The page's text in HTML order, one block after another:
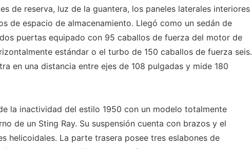
de reserva, luz de la guantera, los paneles laterales interiores
de espacio de almacenamiento. Llegó como un sedán de
puertas equipado con 95 caballos de fuerza del motor de
estándar o el turbo de 150 caballos de fuerza seis.
en una distancia entre ejes de 108 pulgadas y mide 180
la inactividad del estilo 1950 con un modelo totalmente
de un Sting Ray. Su suspensión cuenta con brazos y el
helicoidales. La parte trasera posee tres eslabones de